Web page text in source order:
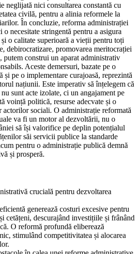
neglijată nici consultarea constantă cu
civilă, pentru a alinia reformele la
În concluzie, reforma administrației
o necesitate stringentă pentru a asigura
o calitate superioară a vieții pentru toți
debirocratizare, promovarea meritocrației
putem construi un aparat administrativ
Aceste demersuri, bazate pe o
și pe o implementare curajoasă, reprezintă
națiunii. Este imperativ să înțelegem că
sunt acte izolate, ci un angajament pe
voință politică, resurse adecvate și o
actorilor sociali. O administrație reformată
va fi un motor al dezvoltării, nu o
să își valorifice pe deplin potențialul
săi servicii publice la standarde
pentru o administrație publică demnă
și prosperă.
crucială pentru dezvoltarea
generează costuri excesive pentru
cetățeni, descurajând investițiile și frânând
O reformă profundă eliberează
stimulând competitivitatea și alocarea